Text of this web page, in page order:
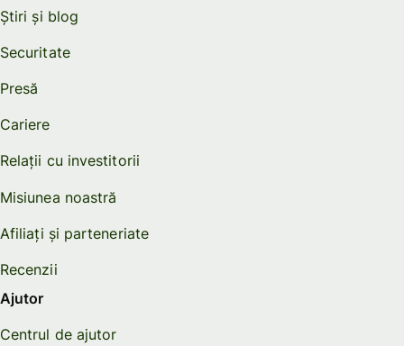
Știri și blog
Securitate
Presă
Cariere
Relații cu investitorii
Misiunea noastră
Afiliați și parteneriate
Recenzii
Ajutor
Centrul de ajutor